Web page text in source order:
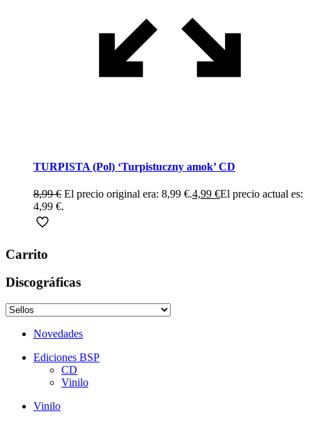
TURPISTA (Pol) ‘Turpistuczny amok’ CD
8,99€ El precio original era: 8,99 €.4,99 €El precio actual es:
4,99 €.
Carrito
Discográficas
Novedades
Ediciones BSP
CD
Vinilo
Vinilo